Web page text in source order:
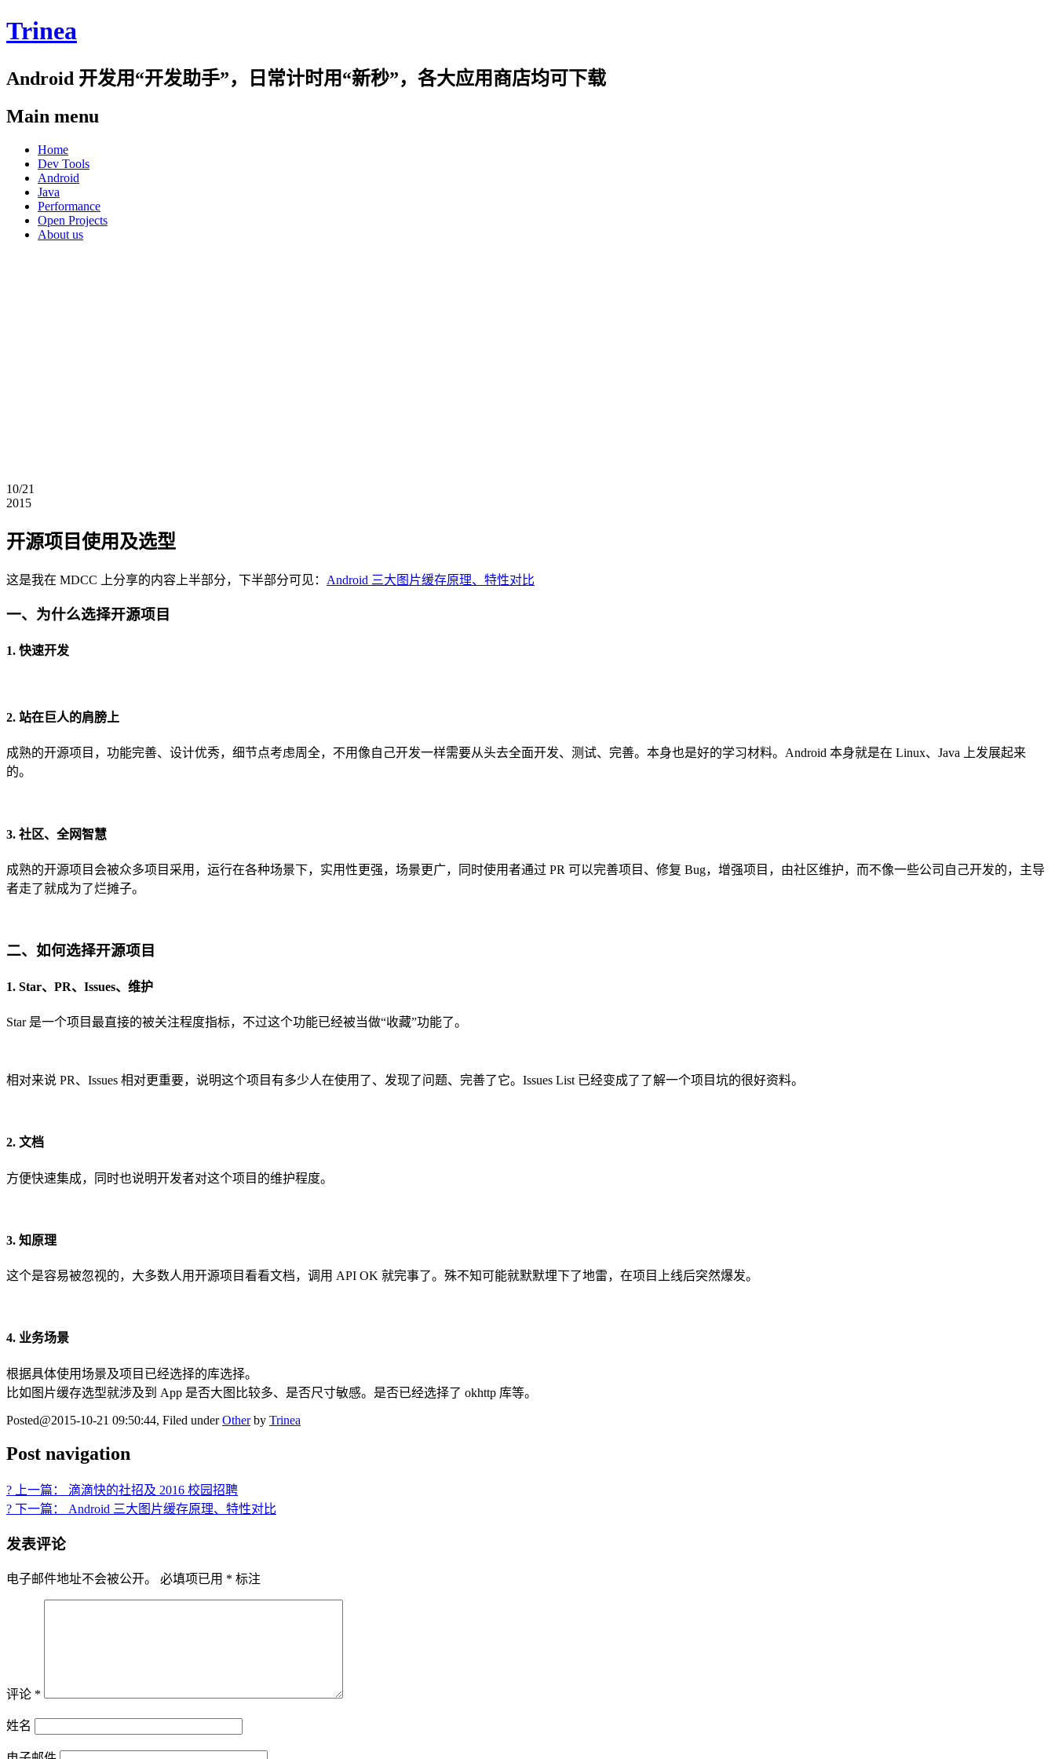
Trinea
Android 开发用“开发助手”，日常计时用“新秒”，各大应用商店均可下载
Main menu
Skip
content
Home
Dev Tools
Android
Java
Performance
Open Projects
About us
10/21
2015
开源项目使用及选型
这是我在 MDCC 上分享的内容上半部分，下半部分可见： Android 三大图片缓存原理、特性对比
一、为什么选择开源项目
1. 快速开发
2. 站在巨人的肩膀上
成熟的开源项目，功能完善、设计优秀，细节点考虑周全，不用像自己开发一样需要从头去全面开发、测试、完善。本身也是好的学习材料。Android 本身就是在 Linux、Java 上发展起来
的。
3. 社区、全网智慧
成熟的开源项目会被众多项目采用，运行在各种场景下，实用性更强，场景更广，同时使用者通过 PR 可以完善项目、修复 Bug，增强项目，由社区维护，而不像一些公司自己开发的，主导
者走了就成为了烂摊子。
二、如何选择开源项目
1. Star、PR、Issues、维护
Star 是一个项目最直接的被关注程度指标，不过这个功能已经被当做“收藏”功能了。
相对来说 PR、Issues 相对更重要，说明这个项目有多少人在使用了、发现了问题、完善了它。Issues List 已经变成了了解一个项目坑的很好资料。
2. 文档
方便快速集成，同时也说明开发者对这个项目的维护程度。
3. 知原理
这个是容易被忽视的，大多数人用开源项目看看文档，调用 API OK 就完事了。殊不知可能就默默埋下了地雷，在项目上线后突然爆发。
4. 业务场景
根据具体使用场景及项目已经选择的库选择。
比如图片缓存选型就涉及到 App 是否大图比较多、是否尺寸敏感。是否已经选择了 okhttp 库等。
Posted@2015-10-21 09:50:44, Filed underOtherby Trinea
Post navigation
? 上一篇： 滴滴快的社招及 2016 校园招聘
? 下一篇： Android 三大图片缓存原理、特性对比
发表评论
电子邮件地址不会被公开。 必填项已用 * 标注
评论 *
姓名